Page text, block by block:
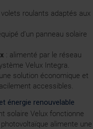
roulants adaptés aux
d’un panneau solaire
: alimenté par le réseau
Velux Integra.
solution économique et
accessibles.
énergie renouvelable
solaire Velux fonctionne
photovoltaïque alimente une